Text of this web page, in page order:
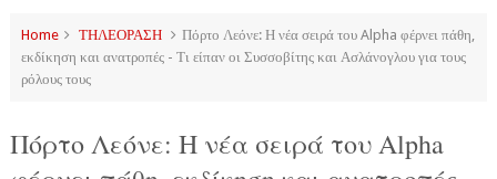
Home ΤΗΛΕΟΡΑΣΗ
Πόρτο Λεόνε: Η νέα σειρά του Alpha φέρνει πάθη,
εκδίκηση και ανατροπές - Τι είπαν οι Συσσοβίτης και Ασλάνογλου για τους
ρόλους τους
Πόρτο Λεόνε: Η νέα σειρά του Alpha